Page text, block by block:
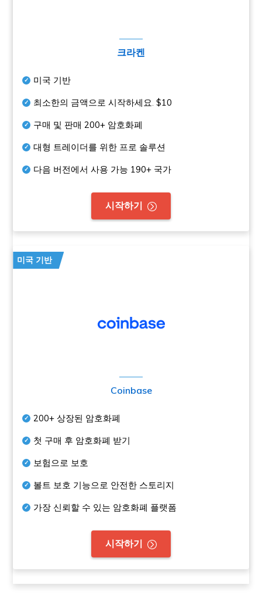
크라켄
미국 기반
최소한의 금액으로 시작하세요.$10
구매 및 판매200+ 암호화폐
대형 트레이더를 위한 프로 솔루션
다음 버전에서 사용 가능 190+ 국가
시작하기
미국 기반
Coinbase
200+ 상장된 암호화폐
첫 구매 후 암호화폐 받기
보험으로 보호
볼트 보호 기능으로 안전한 스토리지
가장 신뢰할 수 있는 암호화폐 플랫폼
시작하기